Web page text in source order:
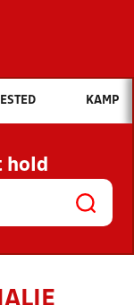
vil du søge efter?
NYHEDER
OG
KAMP
hold